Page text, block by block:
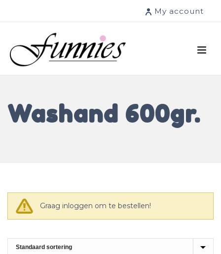
My account
Washand 600gr.
Graag inloggen om te bestellen!